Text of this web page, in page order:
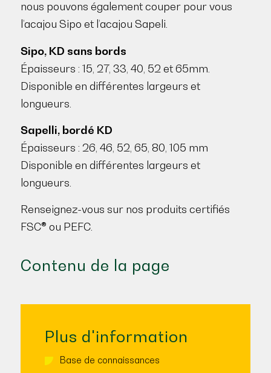
nous pouvons également couper pour vous
l’acajou Sipo et l’acajou Sapeli.
Sipo, KD sans bords
Épaisseurs : 15, 27, 33, 40, 52 et 65mm.
Disponible en différentes largeurs et
longueurs.
Sapelli, bordé KD
Épaisseurs : 26, 46, 52, 65, 80, 105 mm
Disponible en différentes largeurs et
longueurs.
Renseignez-vous sur nos produits certifiés
FSC® ou PEFC.
Contenu de la page
Plus d'information
Base de connaissances